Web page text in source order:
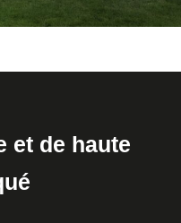
et de haute